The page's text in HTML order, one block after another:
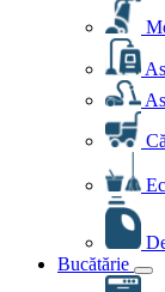
Bucătărie